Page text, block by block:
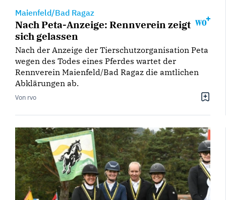
Maienfeld/Bad Ragaz
Nach Peta-Anzeige: Rennverein zeigt
sich gelassen
Nach der Anzeige der Tierschutzorganisation Peta
wegen des Todes eines Pferdes wartet der
Rennverein Maienfeld/Bad Ragaz die amtlichen
Abklärungen ab.
Von rvo